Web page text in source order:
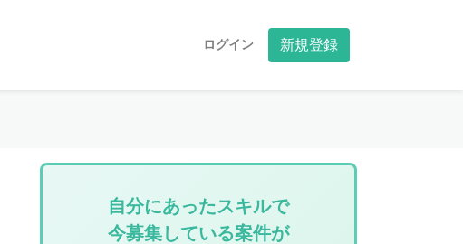
ログイン 新規登録
自分にあったスキルで
今募集している案件が